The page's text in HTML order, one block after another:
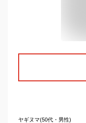
ヤギヌマ(50代・男性)